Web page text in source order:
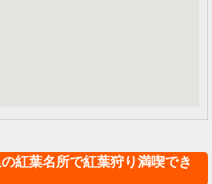
紅葉名所で紅葉狩り満喫でき